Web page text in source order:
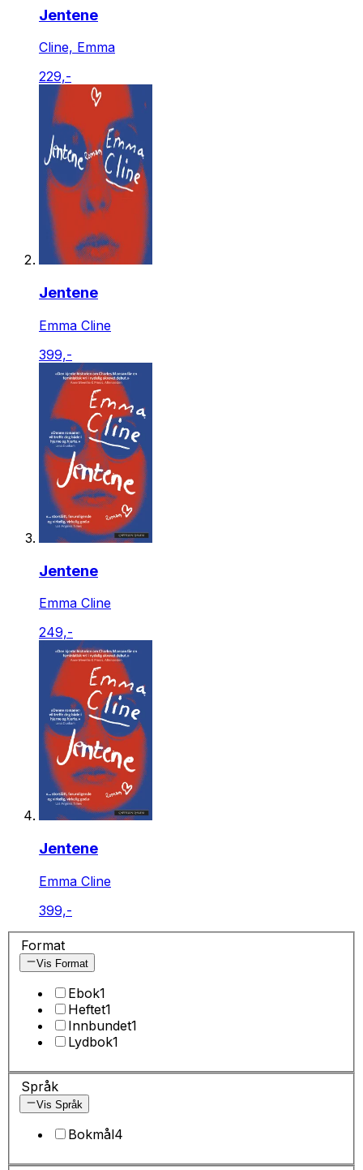
Jentene
Cline, Emma
229,-
Jentene
Emma Cline
399,-
Jentene
Emma Cline
249,-
Jentene
Emma Cline
399,-
Format
Vis Format
Ebok1
Heftet1
Innbundet1
Lydbok1
Språk
Vis Språk
Bokmål4